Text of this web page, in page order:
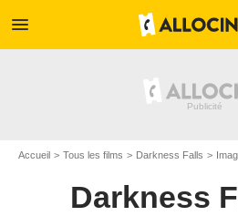
menu
Accueil Tous les films Darkness Falls
Darkness